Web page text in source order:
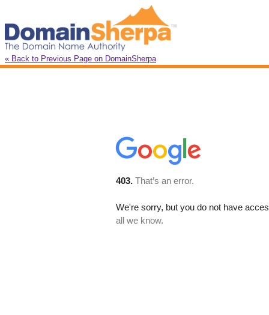
« Back to Previous Page on DomainSherpa